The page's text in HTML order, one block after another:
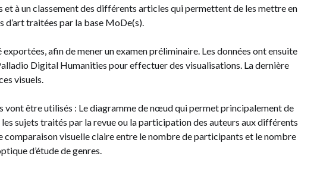
à un classement des différents articles qui permettent de les mettre en
d’art traitées par la base MoDe(s).
afin de mener un examen préliminaire. Les données ont ensuite
Digital Humanities pour effectuer des visualisations. La dernière
visuels.
vont être utilisés : Le diagramme de nœud qui permet principalement de
sujets traités par la revue ou la participation des auteurs aux différents
comparaison visuelle claire entre le nombre de participants et le nombre
d’étude de genres.